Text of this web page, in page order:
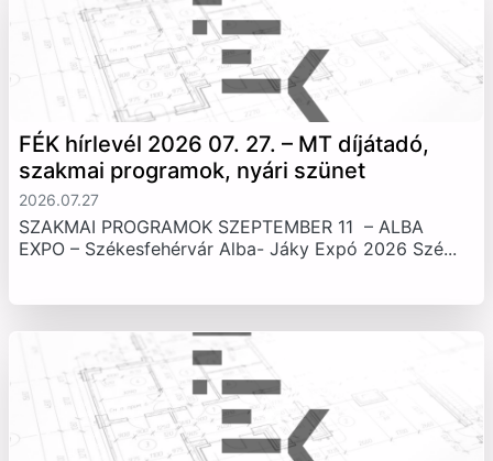
FÉK hírlevél 2026 07. 27. – MT díjátadó,
szakmai programok, nyári szünet
2026.07.27
SZAKMAI PROGRAMOK SZEPTEMBER 11 – ALBA
EXPO – Székesfehérvár Alba- Jáky Expó 2026 Szé...